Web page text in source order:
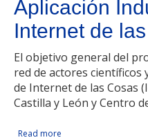
Aplicación
Internet de
El objetivo general del
red de actores científicos
de Internet de las Cosas
Castilla y León y Centro
Read more